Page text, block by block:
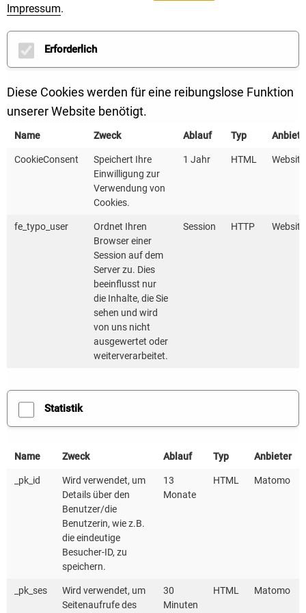
Dienstleisterinnen beauftragt.
Die Mitgliedschaft in einer
Bürgerenergiegenossenschaft ist häufig schon mit
einer einmaligen Einlage von 100 Euro möglich. Die
Mitglieder unterzeichnen eine Beitrittserklärung,
kaufen Genossenschaftsanteile und haben dadurch
Vordergrund steht bei den meisten Mitgliedern jedoch
nicht die Geldanlage, sondern das Ziel, in ihrer Region
die Energiewende zu beschleunigen und über die
Projekte und die Investitionen mitbestimmen zu
Mehr Akzeptanz für die Erneuerbaren
Bürgerenergiegenossenschaften sind Beispiele für
eine aktive Bürgerbeteiligung, sie zeichnen sich durch
ein hohes ehrenamtliches Engagement der Mitglieder
aus. In Deutschland sind aktuell etwa 220.000
engagiert. Zum 31.12.2023 gab es je
Regionalverband in Bayern 329, in Baden-
Weser-Ems 67 und in den restlichen 14
Bundesländern 379 BEGs. Das Mitwirken der
Menschen vor Ort kann die Akzeptanz für
Erneuerbare unter den Einwohnerinnen und
Einwohnern erhöhen.
Klimaschutzstiftung unterstützt Bildungsarbeit der
BEGs finanziell
Bürgerenergiegenossenschaften haben
Impressum.
Erforderlich
Diese Cookies werden für eine reibungslose Funktion
unserer Website benötigt.
Name Zweck Ablauf Typ
CookieConsent
Speichert Ihre
Einwilligung zur
Verwendung von
Cookies.
1 Jahr HTML Website
fe_typo_user
Ordnet Ihren
Browser einer
Session auf dem
Server zu. Dies
beeinflusst nur
die Inhalte, die Sie
sehen und wird
von uns nicht
ausgewertet oder
weiterverarbeitet.
Session HTTP Website
Statistik
Name Zweck Ablauf Typ Anbieter
_pk_id
Wird verwendet, um
Details über den
Benutzer/die
Benutzerin, wie z.B.
die eindeutige
Besucher-ID, zu
speichern.
13
Monate
HTML Matomo
_pk_ses
Wird verwendet, um
Seitenaufrufe des
30
Minuten
HTML Matomo